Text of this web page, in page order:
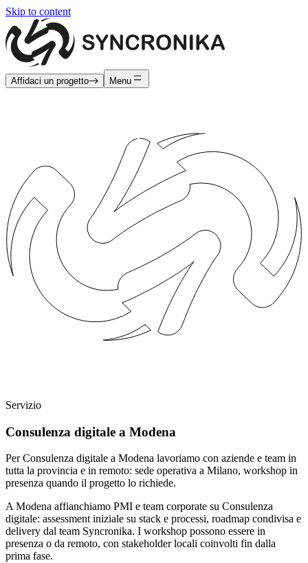
Skip to content
Affidaci un progetto Menu
Servizio
Consulenza digitale a Modena
Per Consulenza digitale a Modena lavoriamo con aziende e team in
tutta la provincia e in remoto: sede operativa a Milano, workshop in
presenza quando il progetto lo richiede.
A Modena affianchiamo PMI e team corporate su Consulenza
digitale: assessment iniziale su stack e processi, roadmap condivisa e
delivery dal team Syncronika. I workshop possono essere in
presenza o da remoto, con stakeholder locali coinvolti fin dalla
prima fase.